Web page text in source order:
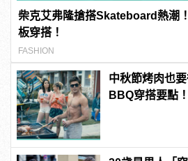
柴克艾弗隆搶搭Skateboard熱潮
板穿搭！
FASHION
中秋節烤肉也
BBQ穿搭要點！